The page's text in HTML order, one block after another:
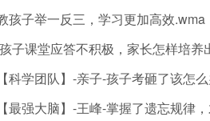
孩子举一反三，学习更加高效.wma
子课堂应答不积极，家长怎样培
科学团队】-亲子-孩子考砸了该怎
最强大脑】-王峰-掌握了遗忘规律